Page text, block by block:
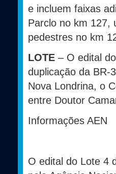
e incluem faixas
Parclo no km 127,
pedestres no km
LOTE – O edital
duplicação da BR-
Nova Londrina, o
entre Doutor
Informações AEN
O edital do Lote 4